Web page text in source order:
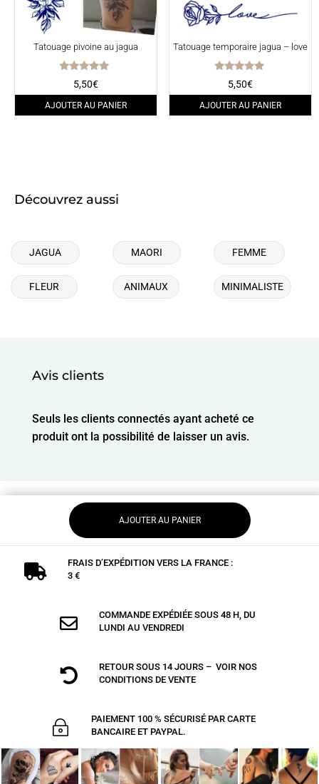
Tatouage pivoine au jagua
Note
5.00
sur 5
5,50€
AJOUTER AU PANIER
Tatouage temporaire jagua – love
Note
5.00
sur 5
5,50€
AJOUTER AU PANIER
Découvrez aussi
JAGUA MAORI FEMME
FLEUR ANIMAUX MINIMALISTE
Avis clients
Seuls les clients connectés ayant acheté ce
produit ont la possibilité de laisser un avis.
AJOUTER AU PANIER

FRAIS D’EXPÉDITION VERS LA FRANCE :
3 €

COMMANDE EXPÉDIÉE SOUS 48 H, DU
LUNDI AU VENDREDI

RETOUR SOUS 14 JOURS – VOIR NOS
CONDITIONS DE VENTE
~
PAIEMENT 100 % SÉCURISÉ PAR CARTE
BANCAIRE ET PAYPAL.